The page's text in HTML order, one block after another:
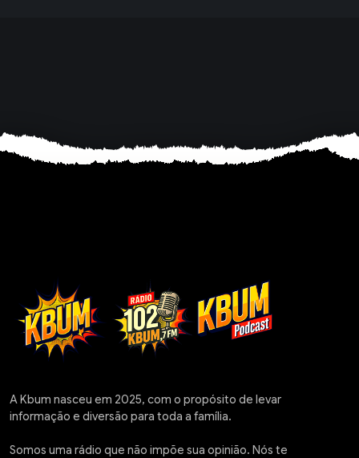
A Kbum nasceu em 2025, com o propósito de levar
informação e diversão para toda a família.
Somos uma rádio que não impõe sua opinião. Nós te